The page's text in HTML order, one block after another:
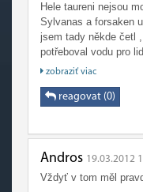
Hele taureni nejsou
Sylvanas a forsaken
jsem tady někde četl
potřeboval vodu pro
znečistili
vojsko celé hordy je
tak , Thrall měl sice
a nesmyslný text ,
zobraziť viac
reagovat (0)
Andros 19.03.2012
Vždyť v tom měl